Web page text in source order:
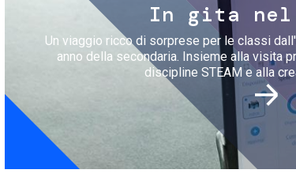
In gita nel
Un viaggio ricco di sorprese per le classi
anno della secondaria. Insieme alla visita
discipline STEAM e alla